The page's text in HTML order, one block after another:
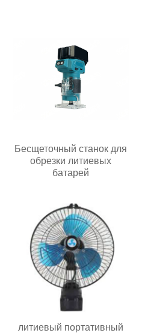
Бесщеточный станок для
обрезки литиевых
батарей
литиевый портативный